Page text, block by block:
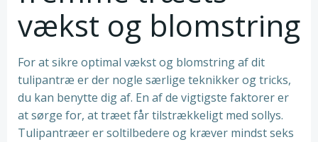
vækst og blomstring
For at sikre optimal vækst og blomstring af dit
tulipantræ er der nogle særlige teknikker og tricks,
du kan benytte dig af. En af de vigtigste faktorer er
at sørge for, at træet får tilstrækkeligt med sollys.
Tulipantræer er soltilbedere og kræver mindst seks